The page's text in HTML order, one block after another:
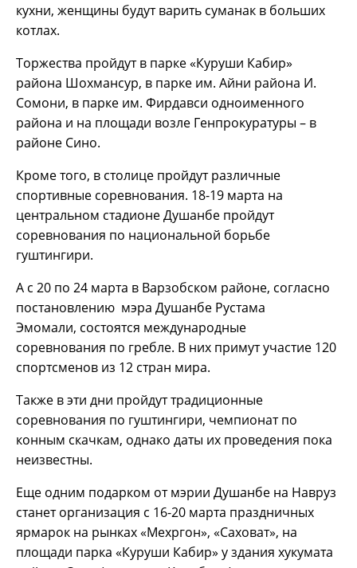
кухни, женщины будут варить суманак в больших
котлах.
Торжества пройдут в парке «Куруши Кабир»
района Шохмансур, в парке им. Айни района И.
Сомони, в парке им. Фирдавси одноименного
района и на площади возле Генпрокуратуры – в
районе Сино.
Кроме того, в столице пройдут различные
спортивные соревнования. 18-19 марта на
центральном стадионе Душанбе пройдут
соревнования по национальной борьбе
гуштингири.
А с 20 по 24 марта в Варзобском районе, согласно
постановлению мэра Душанбе Рустама
Эмомали, состоятся международные
соревнования по гребле. В них примут участие 120
спортсменов из 12 стран мира.
Также в эти дни пройдут традиционные
соревнования по гуштингири, чемпионат по
конным скачкам, однако даты их проведения пока
неизвестны.
Еще одним подарком от мэрии Душанбе на Навруз
станет организация с 16-20 марта праздничных
ярмарок на рынках «Мехргон», «Саховат», на
площади парка «Куруши Кабир» у здания хукумата